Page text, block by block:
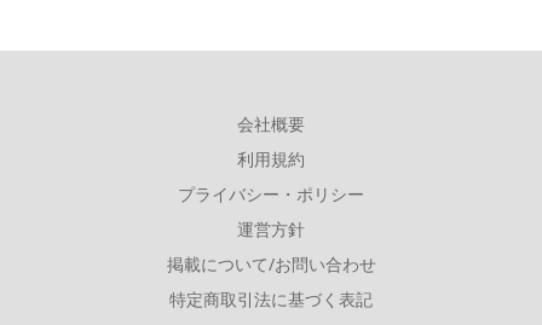
会社概要
利用規約
プライバシー・ポリシー
運営方針
掲載について/お問い合わせ
特定商取引法に基づく表記